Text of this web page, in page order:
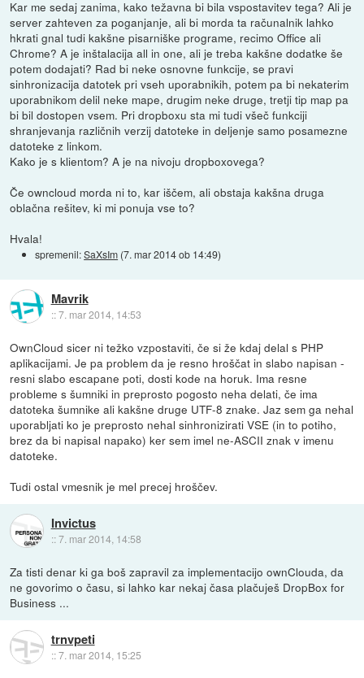
Kar me sedaj zanima, kako težavna bi bila vspostavitev tega? Ali je
server zahteven za poganjanje, ali bi morda ta računalnik lahko
hkrati gnal tudi kakšne pisarniške programe, recimo Office ali
Chrome? A je inštalacija all in one, ali je treba kakšne dodatke še
potem dodajati? Rad bi neke osnovne funkcije, se pravi
sinhronizacija datotek pri vseh uporabnikih, potem pa bi nekaterim
uporabnikom delil neke mape, drugim neke druge, tretji tip map pa
bi bil dostopen vsem. Pri dropboxu sta mi tudi všeč funkciji
shranjevanja različnih verzij datoteke in deljenje samo posamezne
datoteke z linkom.
Kako je s klientom? A je na nivoju dropboxovega?
Če owncloud morda ni to, kar iščem, ali obstaja kakšna druga
oblačna rešitev, ki mi ponuja vse to?
Hvala!
spremenil:SaXsIm (7. mar 2014 ob 14:49)
Mavrik
::7. mar 2014, 14:53
OwnCloud sicer ni težko vzpostaviti, če si že kdaj delal s PHP
aplikacijami. Je pa problem da je resno hroščat in slabo napisan -
resni slabo escapane poti, dosti kode na horuk. Ima resne
probleme s šumniki in preprosto pogosto neha delati, če ima
datoteka šumnike ali kakšne druge UTF-8 znake. Jaz sem ga nehal
uporabljati ko je preprosto nehal sinhronizirati VSE (in to potiho,
brez da bi napisal napako) ker sem imel ne-ASCII znak v imenu
datoteke.
Tudi ostal vmesnik je mel precej hroščev.
Invictus
::7. mar 2014, 14:58
Za tisti denar ki ga boš zapravil za implementacijo ownClouda, da
ne govorimo o času, si lahko kar nekaj časa plačuješ DropBox for
Business ...
trnvpeti
::7. mar 2014, 15:25